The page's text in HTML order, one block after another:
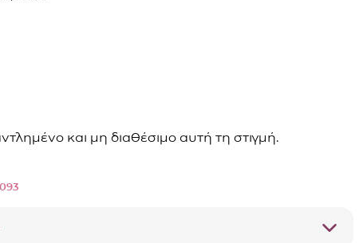
και μη διαθέσιμο αυτή τη στιγμή.